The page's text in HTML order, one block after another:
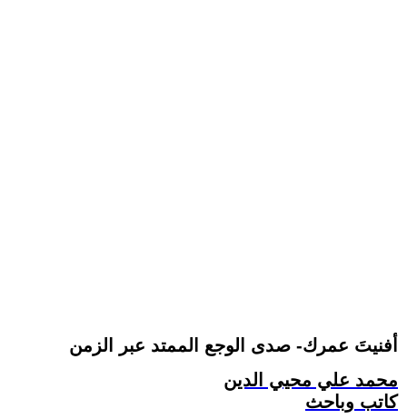
أفنيتَ عمرك- صدى الوجع الممتد عبر الزمن
محمد علي محيي الدين
كاتب وباحث